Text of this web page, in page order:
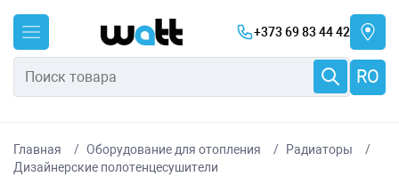
+373 69 83 44 42
RO
Главная Оборудование для отопления
Радиаторы
Дизайнерские полотенцесушители